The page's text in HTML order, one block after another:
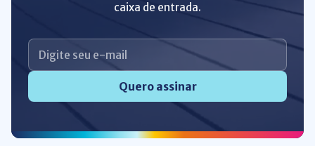
caixa de entrada.
Quero assinar